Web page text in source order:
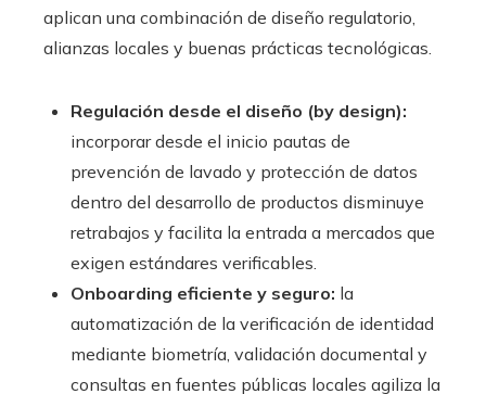
aplican una combinación de diseño regulatorio,
alianzas locales y buenas prácticas tecnológicas.
Regulación desde el diseño (by design):
incorporar desde el inicio pautas de
prevención de lavado y protección de datos
dentro del desarrollo de productos disminuye
retrabajos y facilita la entrada a mercados que
exigen estándares verificables.
Onboarding eficiente y seguro: la
automatización de la verificación de identidad
mediante biometría, validación documental y
consultas en fuentes públicas locales agiliza la